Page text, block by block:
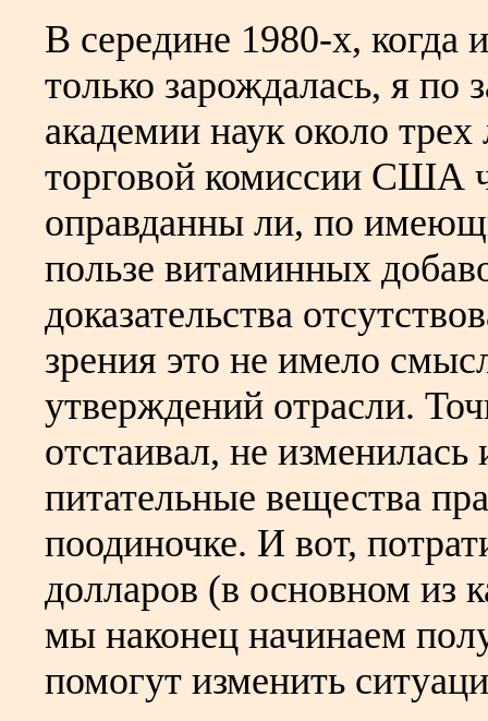
В середине 1980-х, когда
только зарождалась, я
академии наук около
торговой комиссии США
оправданны ли, по
пользе витаминных
доказательства
зрения это не имело
утверждений отрасли.
отстаивал, не изменилась
питательные вещества
поодиночке. И вот,
долларов (в основном из
мы наконец начинаем
помогут изменить